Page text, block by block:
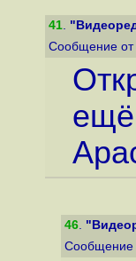
41.
Сообщение от
ещё
46.
Сообщение